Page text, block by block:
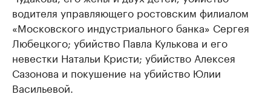
водителя управляющего ростовским филиалом
«Московского индустриального банка» Сергея
Любецкого; убийство Павла Кулькова и его
невестки Натальи Кристи; убийство Алексея
Сазонова и покушение на убийство Юлии
Васильевой.